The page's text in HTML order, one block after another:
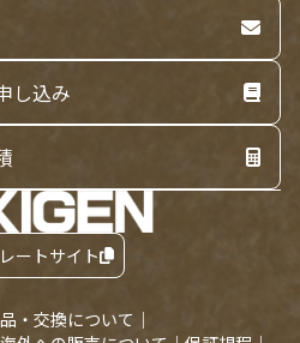
し込み
ートサイト
・交換について ｜